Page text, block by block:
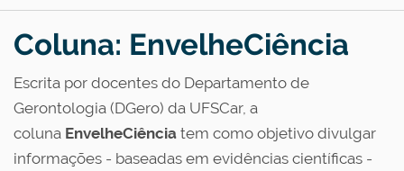
a
Coluna: EnvelheCiência
Escrita por docentes do Departamento de
Gerontologia (DGero) da UFSCar, a
coluna EnvelheCiência tem como objetivo divulgar
informações - baseadas em evidências científicas -